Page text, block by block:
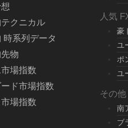
クニカル
時系列データ
物
場指数
ド市場指数
場指数
人気
豪
ユ
ポ
ユ
その
南
ブ